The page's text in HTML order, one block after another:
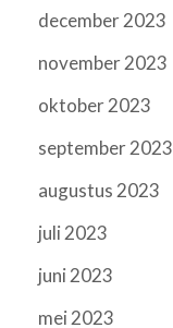
december 2023
november 2023
oktober 2023
september 2023
augustus 2023
juli 2023
juni 2023
mei 2023